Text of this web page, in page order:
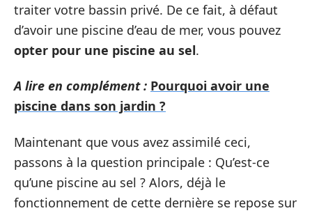
traiter votre bassin privé. De ce fait, à défaut
d’avoir une piscine d’eau de mer, vous pouvez
opter pour une piscine au sel.
A lire en complément : Pourquoi avoir une
piscine dans son jardin ?
Maintenant que vous avez assimilé ceci,
passons à la question principale : Qu’est-ce
qu’une piscine au sel ? Alors, déjà le
fonctionnement de cette dernière se repose sur